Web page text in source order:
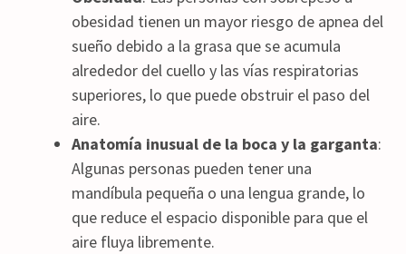
obesidad tienen un mayor riesgo de apnea del
sueño debido a la grasa que se acumula
alrededor del cuello y las vías respiratorias
superiores, lo que puede obstruir el paso del
aire.
Anatomía inusual de la boca y la garganta:
Algunas personas pueden tener una
mandíbula pequeña o una lengua grande, lo
que reduce el espacio disponible para que el
aire fluya libremente.